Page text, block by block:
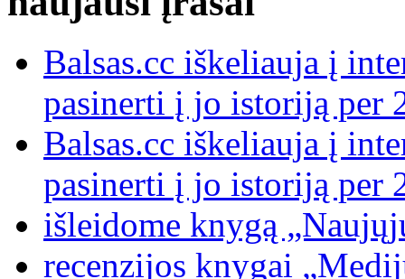
Balsas.cc iškeliauja į
pasinerti į jo istoriją per
Balsas.cc iškeliauja į
pasinerti į jo istoriją per
išleidome knygą
recenzijos knygai